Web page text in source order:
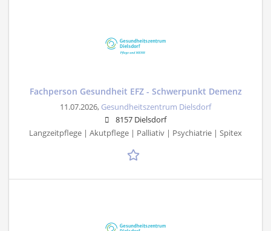
Fachperson Gesundheit EFZ - Schwerpunkt Demenz
11.07.2026, Gesundheitszentrum Dielsdorf
8157 Dielsdorf
Langzeitpflege | Akutpflege | Palliativ | Psychiatrie | Spitex